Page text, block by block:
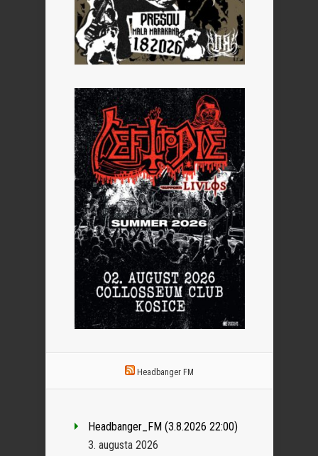
Headbanger FM
Headbanger_FM (3.8.2026 22:00)
3. augusta 2026